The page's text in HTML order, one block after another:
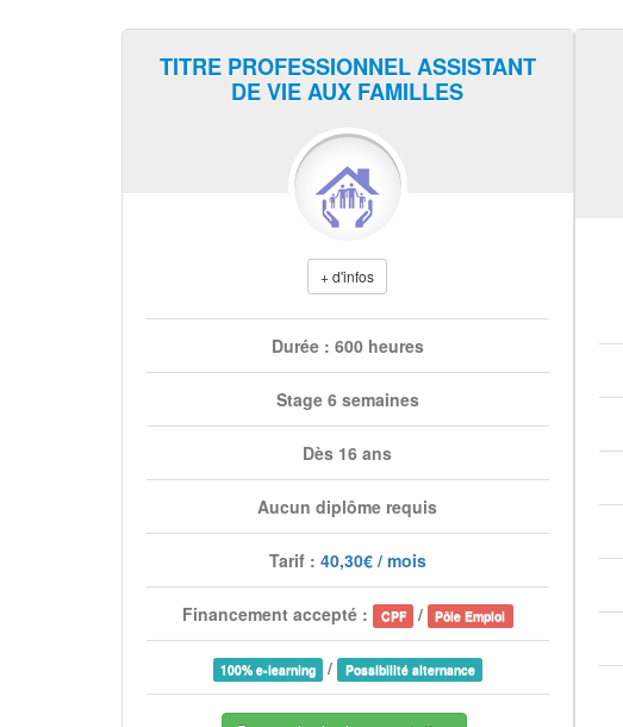
TITRE PROFESSIONNEL ASSISTANT
DE VIE AUX FAMILLES
+ d'infos
Durée : 600 heures
Stage 6 semaines
Dès 16 ans
Aucun diplôme requis
Tarif : 40,30€ / mois
Financement accepté : CPF / Pôle Emploi
100% e-learning / Possibilité alternance